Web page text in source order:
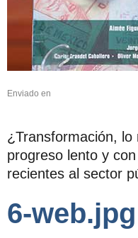
Enviado en
¿Transformación,
progreso lento y
recientes al sector
6-web.jpg